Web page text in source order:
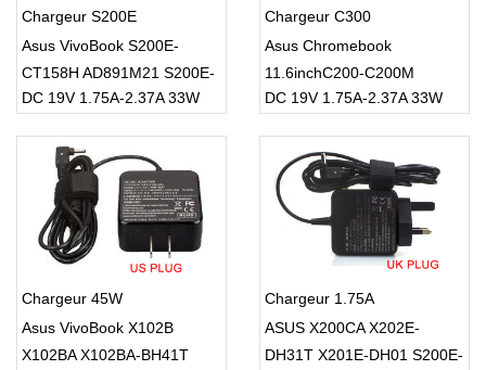
Chargeur S200E
Asus VivoBook S200E-
CT158H AD891M21 S200E-
CT216H S200E-CT157H
DC 19V 1.75A-2.37A 33W
Chargeur C300
Asus Chromebook
11.6inchC200-C200M
C200MA C200MA-DS01
DC 19V 1.75A-2.37A 33W
Chargeur 45W
Asus VivoBook X102B
X102BA X102BA-BH41T
Chargeur 1.75A
ASUS X200CA X202E-
DH31T X201E-DH01 S200E-